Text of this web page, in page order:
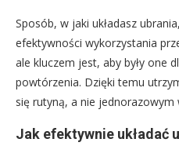
Sposób, w jaki układasz
efektywności wykorzystania
ale kluczem jest, aby były one
powtórzenia. Dzięki temu
się rutyną, a nie jednorazowym
Jak efektywnie układać